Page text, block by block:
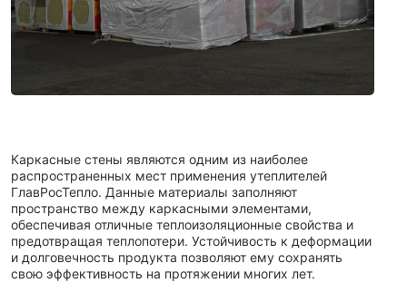
Каркасные стены являются одним из наиболее
распространенных мест применения утеплителей
ГлавРосТепло. Данные материалы заполняют
пространство между каркасными элементами,
обеспечивая отличные теплоизоляционные свойства и
предотвращая теплопотери. Устойчивость к деформации
и долговечность продукта позволяют ему сохранять
свою эффективность на протяжении многих лет.